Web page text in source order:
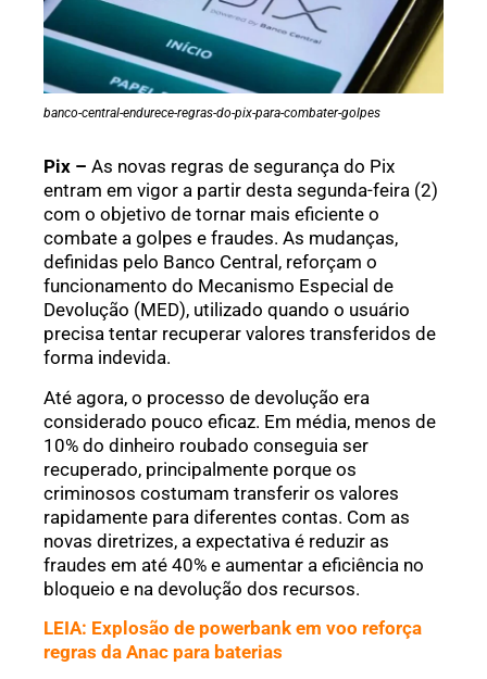
banco-central-endurece-regras-do-pix-para-combater-golpes
Pix – As novas regras de segurança do Pix
entram em vigor a partir desta segunda-feira (2)
com o objetivo de tornar mais eficiente o
combate a golpes e fraudes. As mudanças,
definidas pelo Banco Central, reforçam o
funcionamento do Mecanismo Especial de
Devolução (MED), utilizado quando o usuário
precisa tentar recuperar valores transferidos de
forma indevida.
Até agora, o processo de devolução era
considerado pouco eficaz. Em média, menos de
10% do dinheiro roubado conseguia ser
recuperado, principalmente porque os
criminosos costumam transferir os valores
rapidamente para diferentes contas. Com as
novas diretrizes, a expectativa é reduzir as
fraudes em até 40% e aumentar a eficiência no
bloqueio e na devolução dos recursos.
LEIA: Explosão de powerbank em voo reforça
regras da Anac para baterias